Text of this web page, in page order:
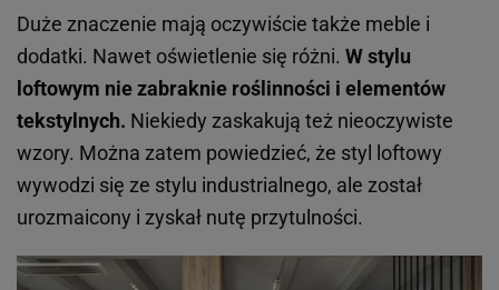
Duże znaczenie mają oczywiście także meble i
dodatki. Nawet oświetlenie się różni. W stylu
loftowym nie zabraknie roślinności i elementów
tekstylnych. Niekiedy zaskakują też nieoczywiste
wzory. Można zatem powiedzieć, że styl loftowy
wywodzi się ze stylu industrialnego, ale został
urozmaicony i zyskał nutę przytulności.